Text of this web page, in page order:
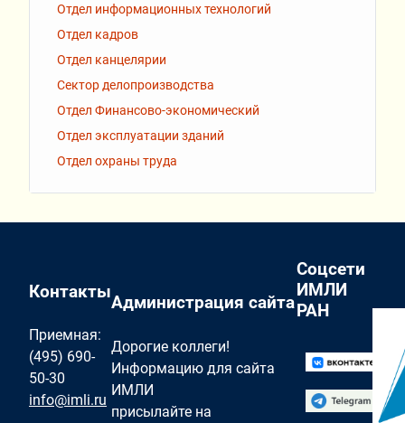
Отдел информационных технологий
Отдел кадров
Отдел канцелярии
Сектор делопроизводства
Отдел Финансово-экономический
Отдел эксплуатации зданий
Отдел охраны труда
Контакты
Приемная:
(495) 690-
50-30
info@imli.ru
Администрация сайта
Дорогие коллеги!
Информацию для сайта
ИМЛИ
присылайте на
Соцсети
ИМЛИ
РАН